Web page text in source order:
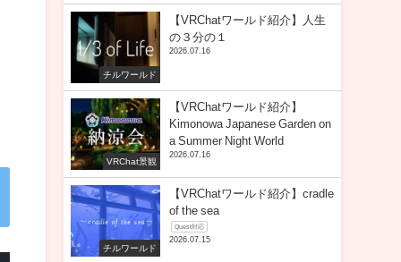
チルワールド
【VRChatワールド紹介】人生
の３分の１
2026.07.16
VRChat景観
【VRChatワールド紹介】
Kimonowa Japanese Garden on
a Summer Night World
2026.07.16
チルワールド
【VRChatワールド紹介】cradle
of the sea
Quest対応
2026.07.15